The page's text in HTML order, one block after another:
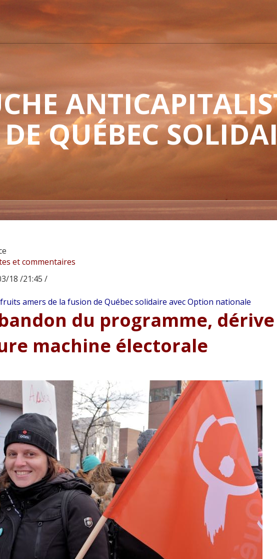
QUÉBEC
et commentaires
18 /21:45 /
amers de la fusion de Québec solidaire avec Option nationale
du programme,
machine électorale